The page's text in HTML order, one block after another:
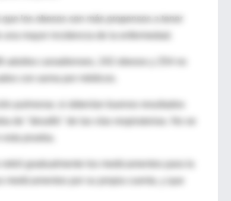
los obesos son más propensos a tener
mayor incidencia de la enfermedad.
canadienses, 242 obesos y 254 no
con asma por médicos.
prueba.
gradualmente los medicamentos para la